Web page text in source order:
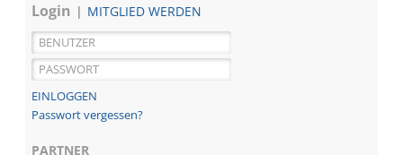
Login
MITGLIED WERDEN
Passwort vergessen?
PARTNER